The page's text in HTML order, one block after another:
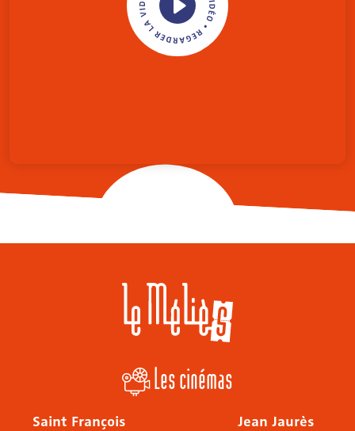
Les cinémas
Saint François Jean Jaurès